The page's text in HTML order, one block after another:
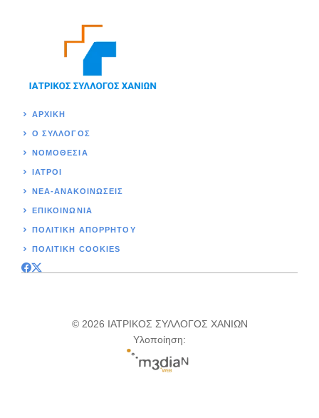
ΑΡΧΙΚΉ
Ο ΣΥΛΛΟΓΟΣ
ΝΟΜΟΘΕΣΊΑ
ΙΑΤΡΟΙ
ΝΕΑ-ΑΝΑΚΟΙΝΩΣΕΙΣ
ΕΠΙΚΟΙΝΩΝΊΑ
ΠΟΛΙΤΙΚΉ ΑΠΟΡΡΗΤΟΥ
ΠΟΛΙΤΙΚΗ COOKIES
© 2026 ΙΑΤΡΙΚΟΣ ΣΥΛΛΟΓΟΣ ΧΑΝΙΩΝ
Υλοποίηση: